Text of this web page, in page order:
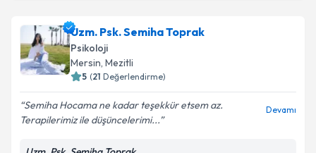
Takvim Talebini Gönder
Psk. Dan. Bengisu Sopalıiçin randevu takvimi talebi
oluşturun. Size bu uzmandan randevu almanız için bir
takvim hazırlandığında e-posta ile bilgilendireceğiz.
Uzm. Psk. Semiha Toprak
Psikoloji
Mersin, Mezitli
5 (21 Değerlendirme)
Semiha Hocama ne kadar teşekkür etsem az.
Terapilerimiz ile düşüncelerimi...
Devamı